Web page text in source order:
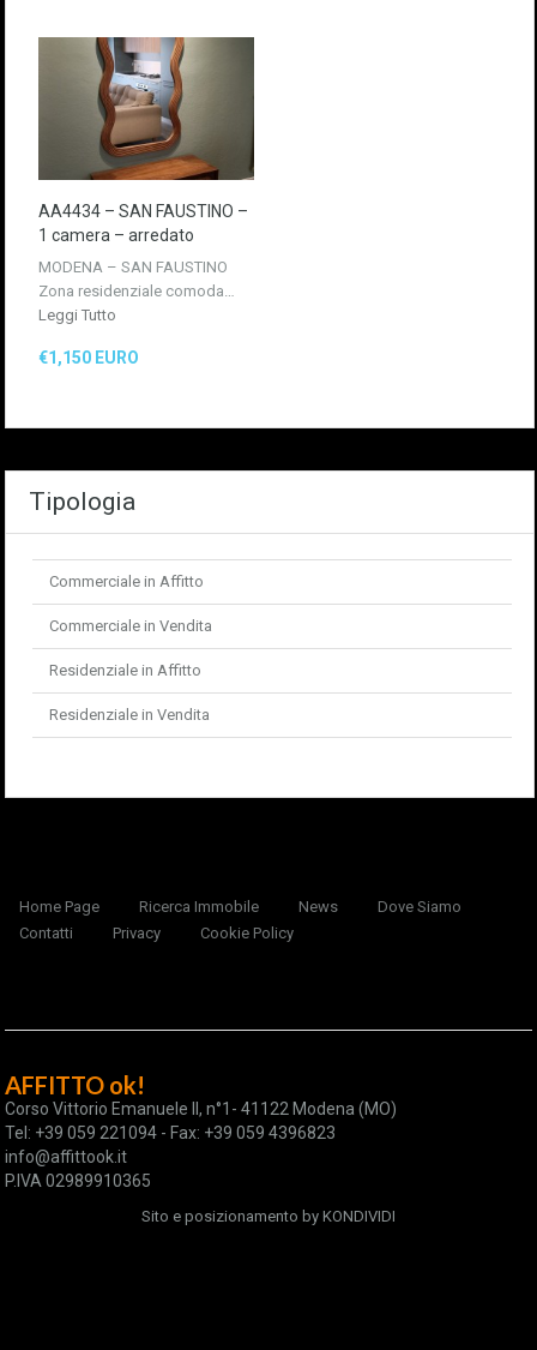
AA4434 – SAN FAUSTINO –
1 camera – arredato
MODENA – SAN FAUSTINO
Zona residenziale comoda…
Leggi Tutto
€1,150 EURO
Tipologia
Commerciale in Affitto
Commerciale in Vendita
Residenziale in Affitto
Residenziale in Vendita
Home Page Ricerca Immobile News
Dove Siamo
Contatti
Privacy Cookie Policy
AFFITTO ok!
Corso Vittorio Emanuele II, n°1- 41122 Modena (MO)
Tel: +39 059 221094 - Fax: +39 059 4396823
info@affittook.it
P.IVA 02989910365
Sito e posizionamento by KONDIVIDI